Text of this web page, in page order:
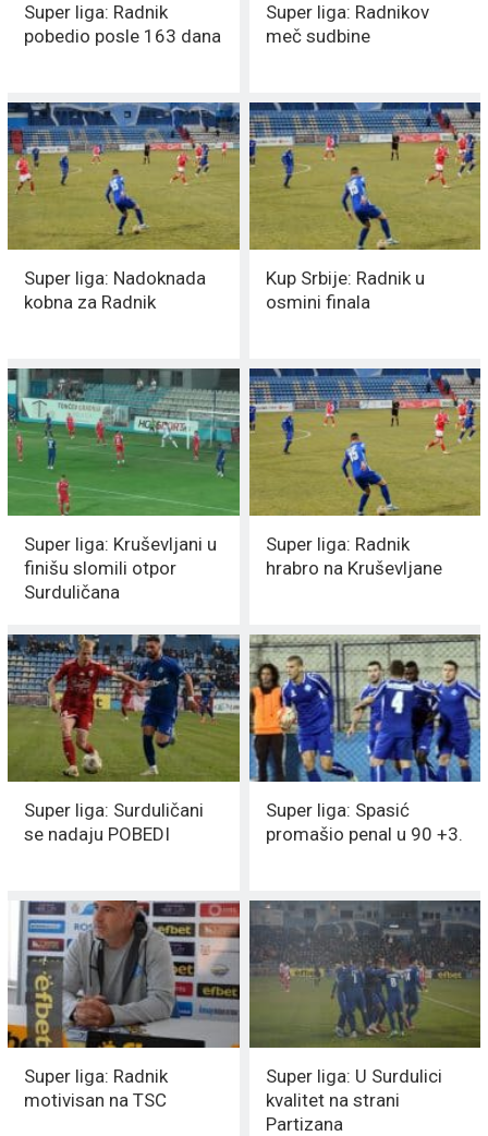
Super liga: Radnik
pobedio posle 163 dana
Super liga: Radnikov
meč sudbine
Super liga: Nadoknada
kobna za Radnik
Kup Srbije: Radnik u
osmini finala
Super liga: Kruševljani u
finišu slomili otpor
Surduličana
Super liga: Radnik
hrabro na Kruševljane
Super liga: Surduličani
se nadaju POBEDI
Super liga: Spasić
promašio penal u 90 +3.
Super liga: Radnik
motivisan na TSC
Super liga: U Surdulici
kvalitet na strani
Partizana